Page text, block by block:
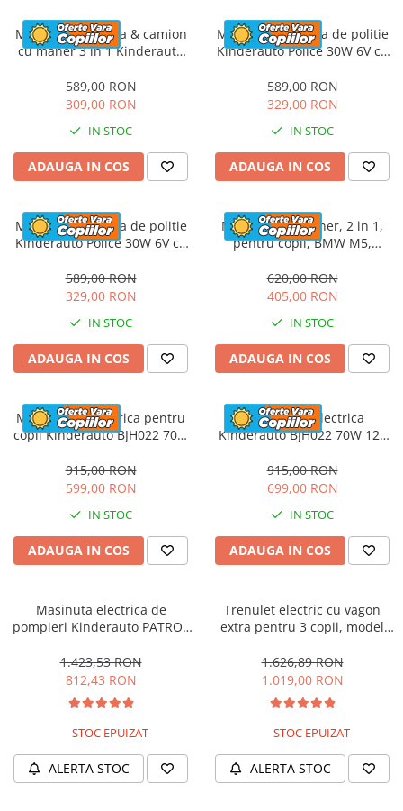
Masinuta electrica & camion
cu maner 3 in 1 Kinderauto
tapitat, music player
589,00 RON
309,00 RON
IN STOC
ADAUGA IN COS
Masinuta electrica de politie
Kinderauto Police 30W 6V cu
bluetooth, culoare Alb
589,00 RON
329,00 RON
IN STOC
ADAUGA IN COS
Masinuta electrica de politie
Kinderauto Police 30W 6V cu
bluetooth, culoare Rosu
589,00 RON
329,00 RON
IN STOC
ADAUGA IN COS
Masinuta cu maner, 2 in 1,
pentru copii, BMW M5,
620,00 RON
405,00 RON
IN STOC
ADAUGA IN COS
Motocicleta electrica pentru
copii Kinderauto BJH022 70W
915,00 RON
599,00 RON
IN STOC
ADAUGA IN COS
Motocicleta electrica
Kinderauto BJH022 70W 12V
culoare Rosie
915,00 RON
699,00 RON
IN STOC
ADAUGA IN COS
Masinuta electrica de
pompieri Kinderauto PATROL
1.423,53 RON
812,43 RON
STOC EPUIZAT
ALERTA STOC
Trenulet electric cu vagon
extra pentru 3 copii, model
music player, albastru
1.626,89 RON
1.019,00 RON
STOC EPUIZAT
ALERTA STOC